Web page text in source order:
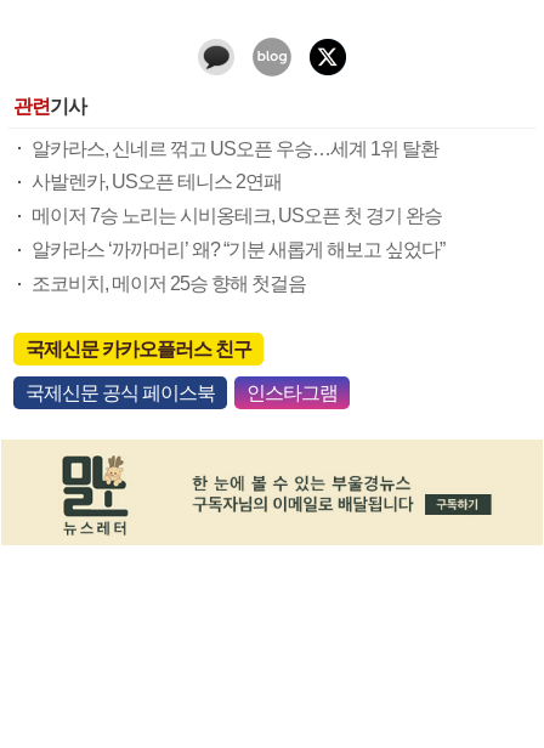
관련기사
알카라스, 신네르 꺾고 US오픈 우승…세계 1위 탈환
사발렌카, US오픈 테니스 2연패
메이저 7승 노리는 시비옹테크, US오픈 첫 경기 완승
알카라스 ‘까까머리’ 왜? “기분 새롭게 해보고 싶었다”
조코비치, 메이저 25승 향해 첫걸음
국제신문 카카오플러스 친구
국제신문 공식 페이스북 인스타그램